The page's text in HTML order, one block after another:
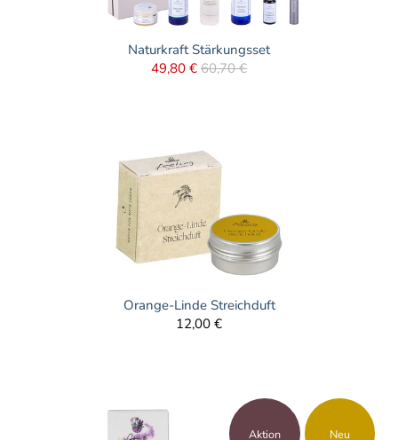
Naturkraft Stärkungsset
49,80 € 60,70 €
Orange-Linde Streichduft
12,00 €
Neu
Aktion